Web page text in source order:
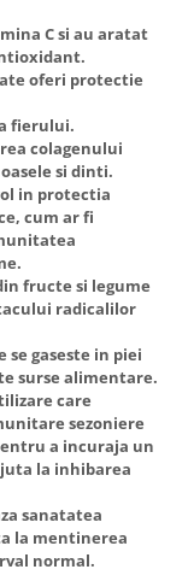
C si au aratat
oferi protectie
fierului.
colagenului
si dinti.
in protectia
cum ar fi
fructe si legume
radicalilor
gaseste in piei
surse alimentare.
care
sezoniere
a incuraja un
la inhibarea
sanatatea
la mentinerea
normal.